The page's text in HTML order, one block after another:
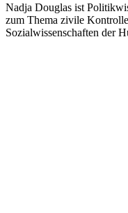
Nadja Douglas ist
zum Thema zivile
Sozialwissenschaften der